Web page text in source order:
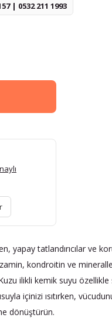
| 0532 211 1993
yapay tatlandırıcılar ve
kondroitin ve
ilikli kemik suyu özellikle
içinizi ısıtırken,
dönüştürün.